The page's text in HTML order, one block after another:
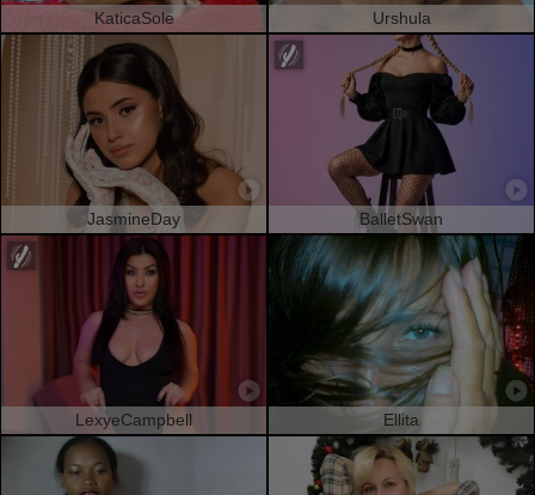
KaticaSole Urshula
JasmineDay BalletSwan
LexyeCampbell Ellita